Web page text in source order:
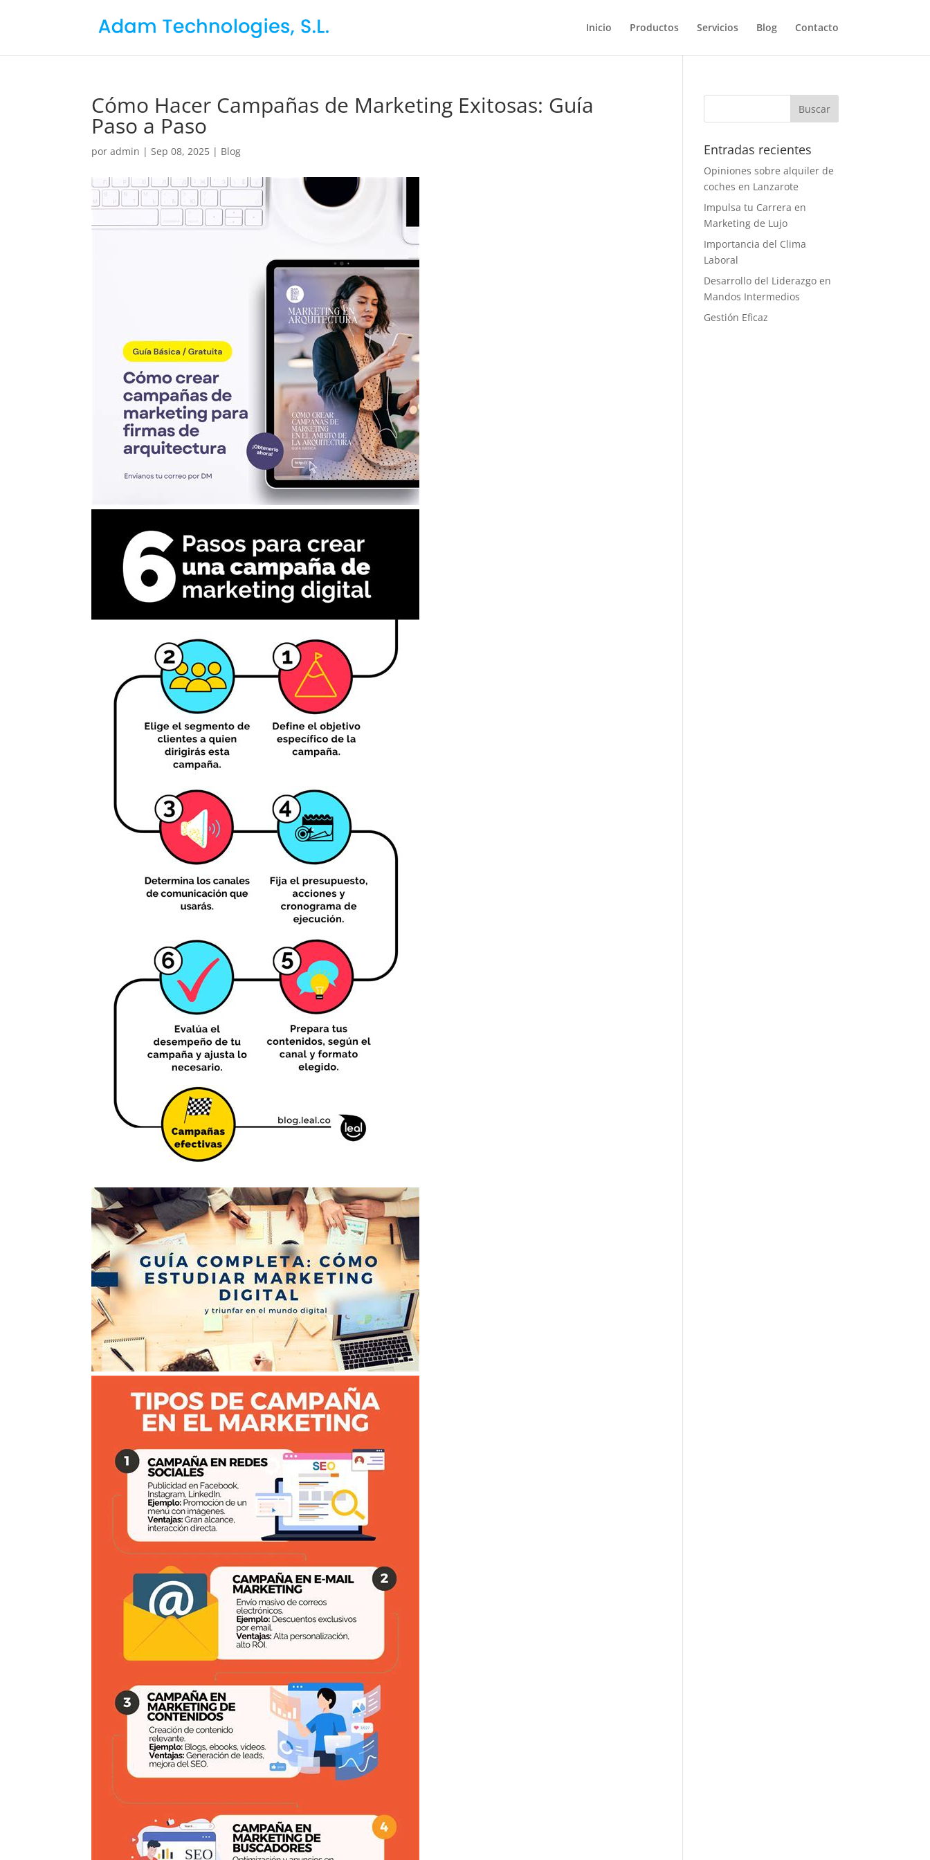
Inicio Productos Servicios Blog Contacto
Cómo Hacer Campañas de Marketing Exitosas: Guía
Paso a Paso
por admin | Sep 08, 2025 | Blog Entradas recientes
Opiniones sobre alquiler de
coches en Lanzarote
Impulsa tu Carrera en
Marketing de Lujo
Importancia del Clima
Laboral
Desarrollo del Liderazgo en
Mandos Intermedios
Gestión Eficaz